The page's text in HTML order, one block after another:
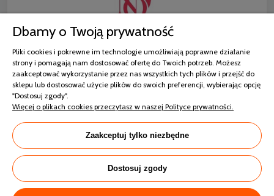
Dbamy o Twoją prywatność
Pliki cookies i pokrewne im technologie umożliwiają poprawne działanie
strony i pomagają nam dostosować ofertę do Twoich potrzeb. Możesz
zaakceptować wykorzystanie przez nas wszystkich tych plików i przejść do
sklepu lub dostosować użycie plików do swoich preferencji, wybierając opcję
"Dostosuj zgody".
Więcej o plikach cookies przeczytasz w naszej Polityce prywatności.
Zaakceptuj tylko niezbędne
Dostosuj zgody